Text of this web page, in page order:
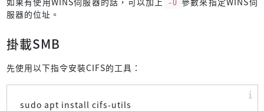
服器的位址。
掛載SMB
先使用以下指令安裝CIFS的工具：
sudo apt install cifs-utils